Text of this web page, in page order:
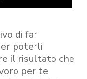
di far
poterli
il risultato che
per te